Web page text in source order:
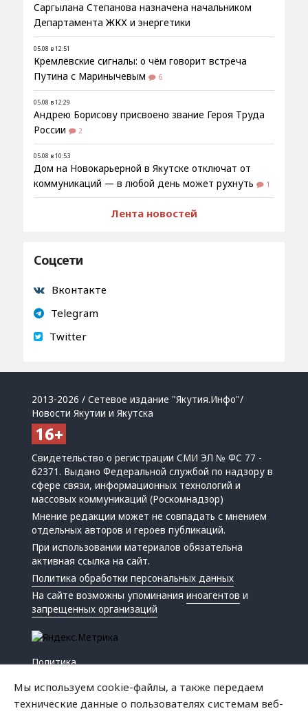
Саргылана Степанова назначена начальником
Департамента ЖКХ и энергетики
05.08 в 12:51
Кремлёвские сигналы: о чём говорит встреча
Путина с Маринычевым
6
05.08 в 12:29
Андрею Борисову присвоено звание Героя Труда
России
2
05.08 в 10:53
Дом на Новокарьерной в Якутске отключат от
коммуникаций — в любой день может рухнуть
1
Лента новостей
Соцсети
Вконтакте
Telegram
Twitter
2013-2026 / Сетевое издание "Якутия.Инфо"/
Новости Якутии и Якутска
Свидетельство о регистрации СМИ ЭЛ № ФС 77 -
62371. Выдано Федеральной службой по надзору в
сфере связи, информационных технологий и
массовых коммуникаций (Роскомнадзор)
Мнение редакции может не совпадать с мнением
отдельных авторов и героев публикаций.
При использовании материалов обязательна
активная ссылка на сайт.
Политика обработки персональных данных
На сайте возможны упоминанияиноагентов и
запрещенных организаций
Политика
Мы используем cookie-файлы, а также передаем
технические данные о пользователях системам веб-